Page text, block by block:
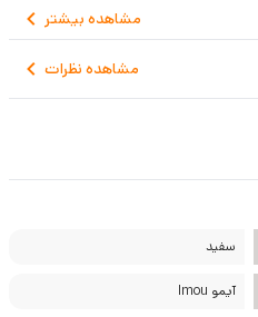
با قدرت زیاد
جای منزل
برای حفاظت، به دلخواه
مشاهده بیشتر
مشاهده نظرات
سفید
آیمو Imou